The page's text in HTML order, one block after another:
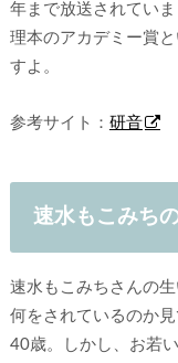
年まで放送されてい
理本のアカデミー賞
すよ。
参考サイト： 研音
速水もこみち
速水もこみちさんの
何をされているのか
40歳。しかし、お若